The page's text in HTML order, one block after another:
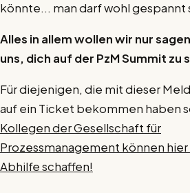
könnte... man darf wohl gespannt
Alles in allem wollen wir nur
uns, dich auf der PzM Summit zu
Für diejenigen, die mit dieser
auf ein Ticket bekommen haben
Kollegen der Gesellschaft für
Prozessmanagement können
Abhilfe schaffen!